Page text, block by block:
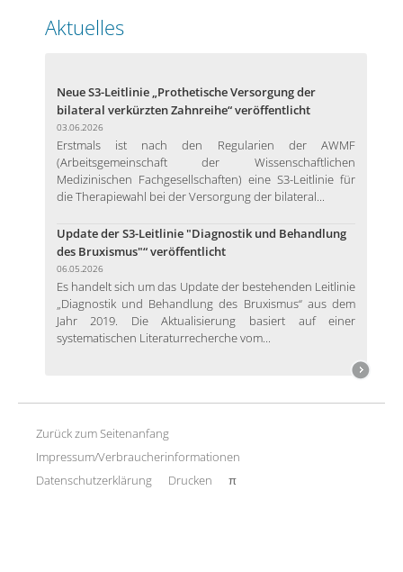
Aktuelles
Neue S3-Leitlinie „Prothetische Versorgung der
bilateral verkürzten Zahnreihe“ veröffentlicht
03.06.2026
Erstmals ist nach den Regularien der AWMF
(Arbeitsgemeinschaft der Wissenschaftlichen
Medizinischen Fachgesellschaften) eine S3-Leitlinie für
die Therapiewahl bei der Versorgung der bilateral...
Update der S3-Leitlinie "Diagnostik und Behandlung
des Bruxismus"“ veröffentlicht
06.05.2026
Es handelt sich um das Update der bestehenden Leitlinie
„Diagnostik und Behandlung des Bruxismus“ aus dem
Jahr 2019. Die Aktualisierung basiert auf einer
systematischen Literaturrecherche vom...
Zurück zum Seitenanfang
Impressum/Verbraucherinformationen
Datenschutzerklärung
Drucken π